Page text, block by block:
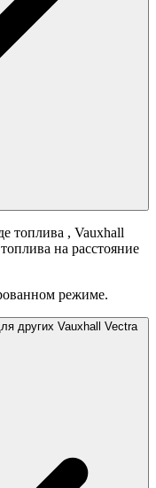
топлива , Vauxhall
на расстояние
режиме.
других Vauxhall Vectra